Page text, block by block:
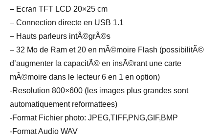
– Ecran TFT LCD 20×25 cm
– Connection directe en USB 1.1
– Hauts parleurs intÃ©grÃ©s
– 32 Mo de Ram et 20 en mÃ©moire Flash (possibilitÃ©
d’augmenter la capacitÃ© en insÃ©rant une carte
mÃ©moire dans le lecteur 6 en 1 en option)
-Resolution 800×600 (les images plus grandes sont
automatiquement reformattees)
-Format Fichier photo: JPEG,TIFF,PNG,GIF,BMP
-Format Audio WAV